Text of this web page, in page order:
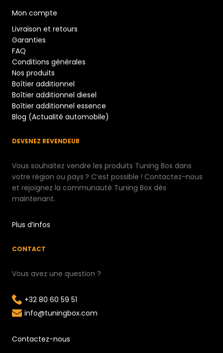
Mon compte
Livraison et retours
Garanties
FAQ
Conditions générales
Nos produits
Boîtier additionnel
Boîtier additionnel diesel
Boîtier additionnel essence
Blog (Actualité automobile)
DEVENEZ REVENDEUR
Vous souhaitez vendre les produits Tuning Box dans
votre région ou pays ? C’est possible ! Contactez-nous
et rejoignez la communauté Tuning Box dès
maintenant.
Plus d’infos
CONTACT
Vous avez une question ?
+32 80 60 59 51
info@tuningbox.com
Contactez-nous